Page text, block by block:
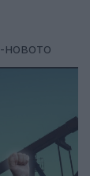
новото